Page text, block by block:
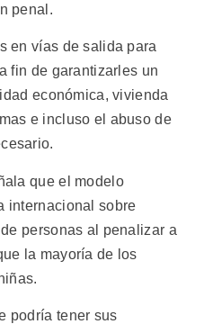
penal.
en vías de salida para
fin de garantizarles un
económica, vivienda
e incluso el abuso de
que el modelo
internacional sobre
personas al penalizar a
la mayoría de los
podría tener sus